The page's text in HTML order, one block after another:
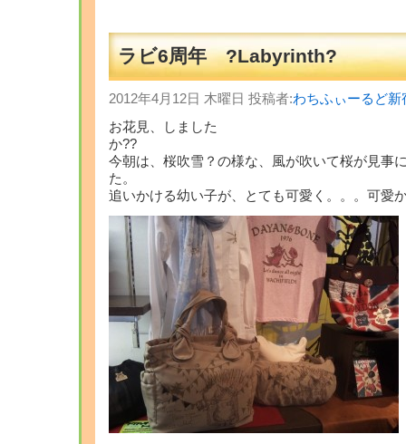
ラビ6周年 ?Labyrinth?
2012年4月12日 木曜日 投稿者:わちふぃーるど
お花見、しました
今朝は、桜吹雪？の様な、風が吹いて桜が見事
た。 花
追いかける幼い子が、とても可愛く。。。可愛